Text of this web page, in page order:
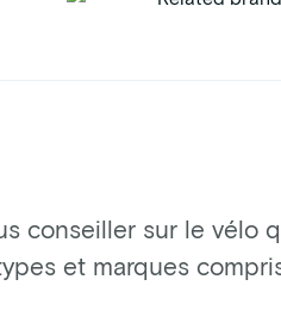
conseiller sur le vélo
et marques